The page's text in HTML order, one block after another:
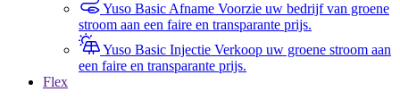
Yuso Basic Afname Voorzie uw bedrijf van groene
stroom aan een faire en transparante prijs.
Yuso Basic Injectie Verkoop uw groene stroom aan
een faire en transparante prijs.
Flex